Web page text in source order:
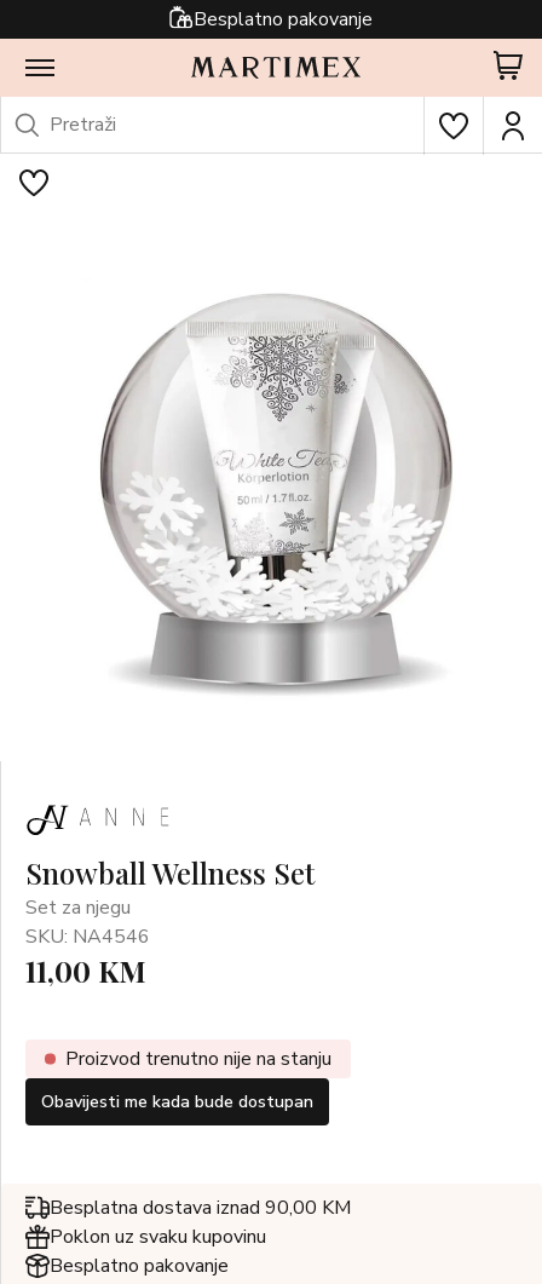
Besplatno pakovanje
Snowball Wellness Set
Set za njegu
SKU: NA4546
11,00 KM
Proizvod trenutno nije na stanju
Obavijesti me kada bude dostupan
Besplatna dostava iznad 90,00 KM
Poklon uz svaku kupovinu
Besplatno pakovanje